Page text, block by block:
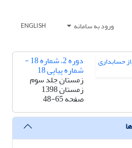
ورود به سامانه ENGLISH
دوره 2، شماره 18 -
شماره پیاپی 18
زمستان جلد سوم
زمستان 1398
صفحه48-65